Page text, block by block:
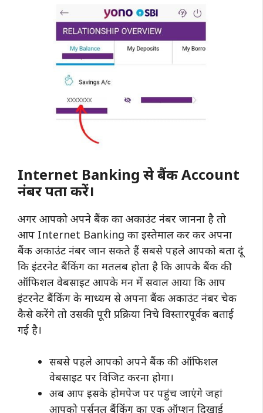
Internet Banking से बैंक Account
नंबर पता करें।
अगर आपको अपने बैंक का अकाउंट नंबर जानना है तो
आप Internet Banking का इस्तेमाल कर कर अपना
बैंक अकाउंट नंबर जान सकते हैं सबसे पहले आपको बता दूं
कि इंटरनेट बैंकिंग का मतलब होता है कि आपके बैंक की
ऑफिशल वेबसाइट आपके मन में सवाल आया कि आप
इंटरनेट बैंकिंग के माध्यम से अपना बैंक अकाउंट नंबर चेक
कैसे करेंगे तो उसकी पूरी प्रक्रिया निचे विस्तारपूर्वक बताई
गई है।
सबसे पहले आपको अपने बैंक की ऑफिशल
वेबसाइट पर विजिट करना होगा।
अब आप इसके होमपेज पर पहुंच जाएंगे जहां
आपको पर्सनल बैंकिंग का एक ऑप्शन दिखाई